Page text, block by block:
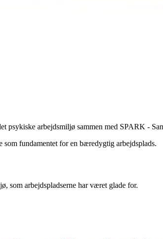
psykiske arbejdsmiljø sammen med SPARK -
fundamentet for en bæredygtig arbejdsplads.
som arbejdspladserne har været glade for.